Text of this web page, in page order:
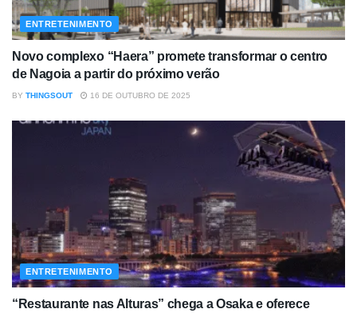
ENTRETENIMENTO
Novo complexo “Haera” promete transformar o centro
de Nagoia a partir do próximo verão
BY THINGSOUT 16 DE OUTUBRO DE 2025
ENTRETENIMENTO
“Restaurante nas Alturas” chega a Osaka e oferece